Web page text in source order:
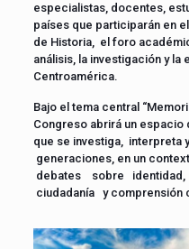
especialistas, docentes,
países que participarán en
de Historia, el foro
análisis, la investigación y la
Centroamérica.
Bajo el tema central
Congreso abrirá un
que se investiga, interpreta
generaciones, en un
debates sobre
ciudadanía y comprensión